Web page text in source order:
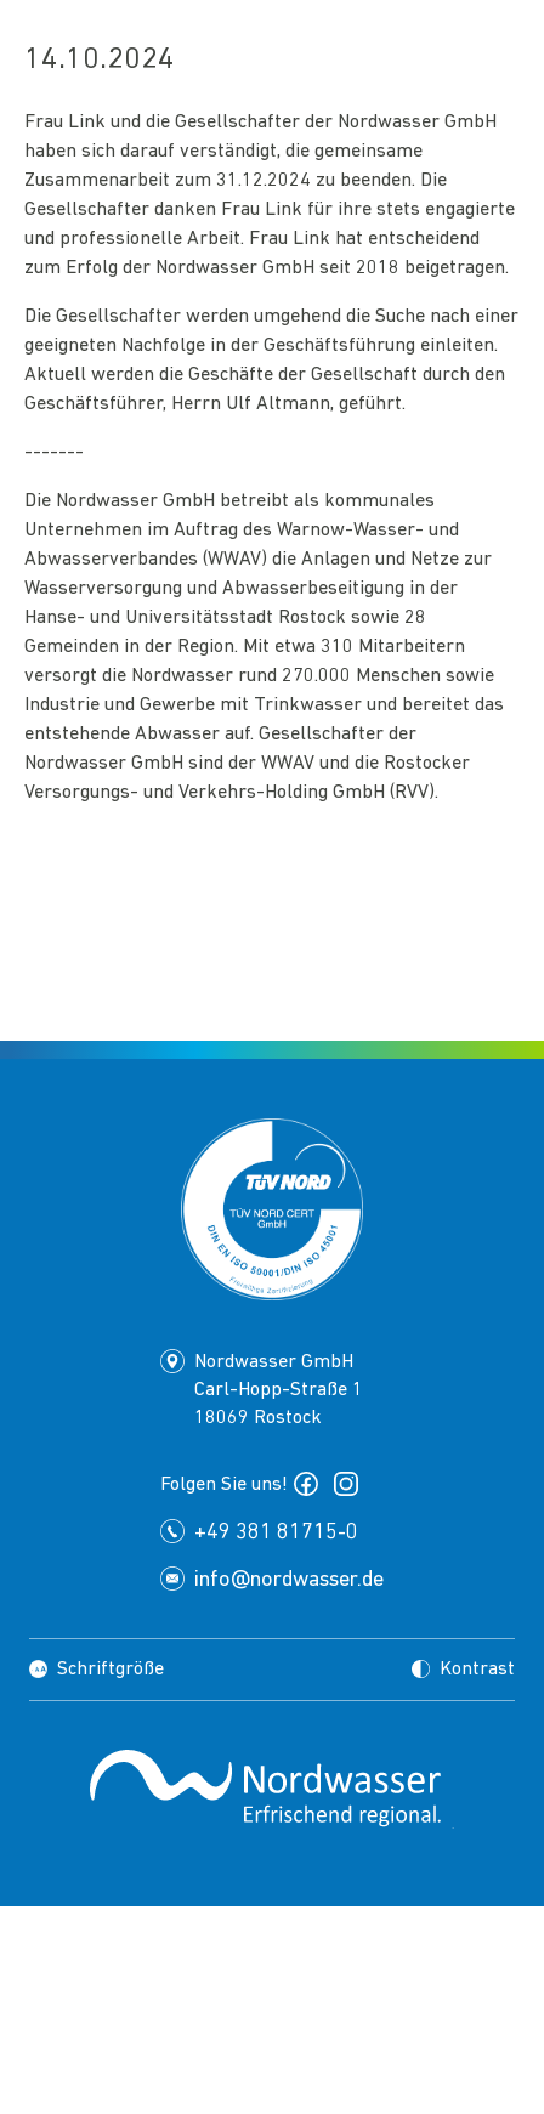
14.10.2024
Frau Link und die Gesellschafter der Nordwasser GmbH
haben sich darauf verständigt, die gemeinsame
Zusammenarbeit zum 31.12.2024 zu beenden. Die
Gesellschafter danken Frau Link für ihre stets engagierte
und professionelle Arbeit. Frau Link hat entscheidend
zum Erfolg der Nordwasser GmbH seit 2018 beigetragen.
Die Gesellschafter werden umgehend die Suche nach einer
geeigneten Nachfolge in der Geschäftsführung einleiten.
Aktuell werden die Geschäfte der Gesellschaft durch den
Geschäftsführer, Herrn Ulf Altmann, geführt.
-------
Die Nordwasser GmbH betreibt als kommunales
Unternehmen im Auftrag des Warnow-Wasser- und
Abwasserverbandes (WWAV) die Anlagen und Netze zur
Wasserversorgung und Abwasserbeseitigung in der
Hanse- und Universitätsstadt Rostock sowie 28
Gemeinden in der Region. Mit etwa 310 Mitarbeitern
versorgt die Nordwasser rund 270.000 Menschen sowie
Industrie und Gewerbe mit Trinkwasser und bereitet das
entstehende Abwasser auf. Gesellschafter der
Nordwasser GmbH sind der WWAV und die Rostocker
Versorgungs- und Verkehrs-Holding GmbH (RVV).
+49 381 81715-0
info@nordwasser.de
Nordwasser GmbH
Carl-Hopp-Straße 1
18069 Rostock
Folgen Sie uns!
Schriftgröße Kontrast